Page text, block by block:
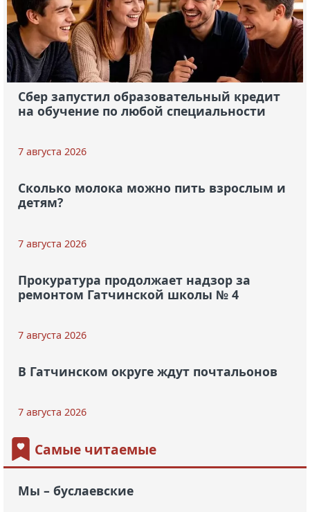
Сбер запустил образовательный кредит
на обучение по любой специальности
7 августа 2026
Сколько молока можно пить взрослым и
детям?
7 августа 2026
Прокуратура продолжает надзор за
ремонтом Гатчинской школы № 4
7 августа 2026
В Гатчинском округе ждут почтальонов
7 августа 2026
Самые читаемые
Мы – буслаевские